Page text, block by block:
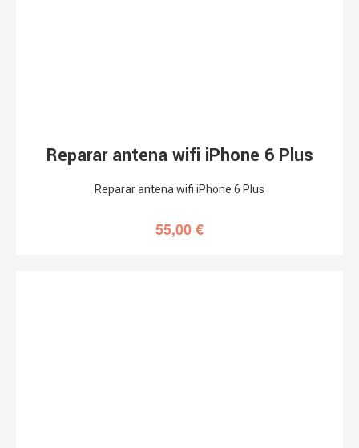
Reparar antena wifi iPhone 6 Plus
Reparar antena wifi iPhone 6 Plus
55,00€